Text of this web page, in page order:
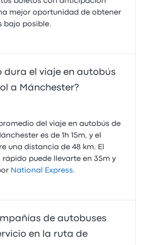
mejor oportunidad de obtener
bajo posible.
dura el viaje en autobús
a Mánchester?
del viaje en autobús de
es de 1h 15m, y el
una distancia de 48 km. El
rápido puede llevarte en 35m y
National Express.
de autobuses
en la ruta de